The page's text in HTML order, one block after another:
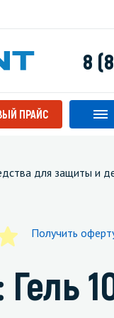
8
ПРАЙС
для защиты и
Получить
Гель